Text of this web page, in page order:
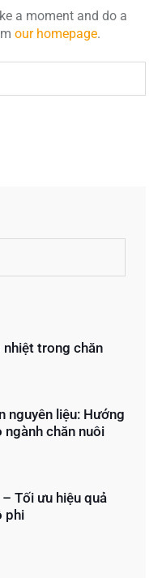
a moment and do a
our homepage.
trong chăn
nguyên liệu: Hướng
chăn nuôi
Tối ưu hiệu quả
phi